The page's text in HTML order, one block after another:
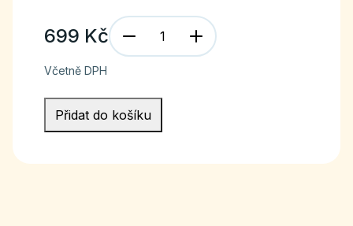
699 Kč
Včetně DPH
Přidat do košíku